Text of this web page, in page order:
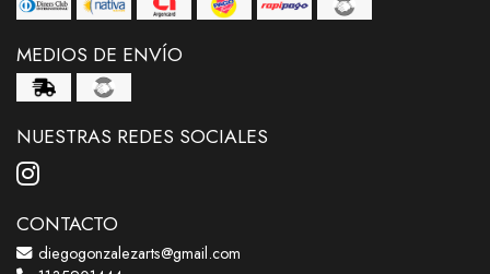
MEDIOS DE ENVÍO
NUESTRAS REDES SOCIALES
CONTACTO
diegogonzalezarts@gmail.com